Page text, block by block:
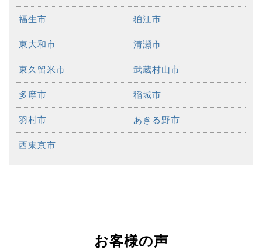
福生市 狛江市
東大和市 清瀬市
東久留米市 武蔵村山市
多摩市 稲城市
羽村市 あきる野市
西東京市
お客様の声